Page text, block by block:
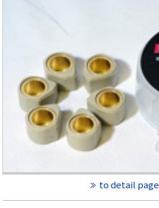
to detail page